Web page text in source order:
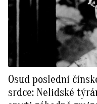
Osud poslední
srdce: Nelidské